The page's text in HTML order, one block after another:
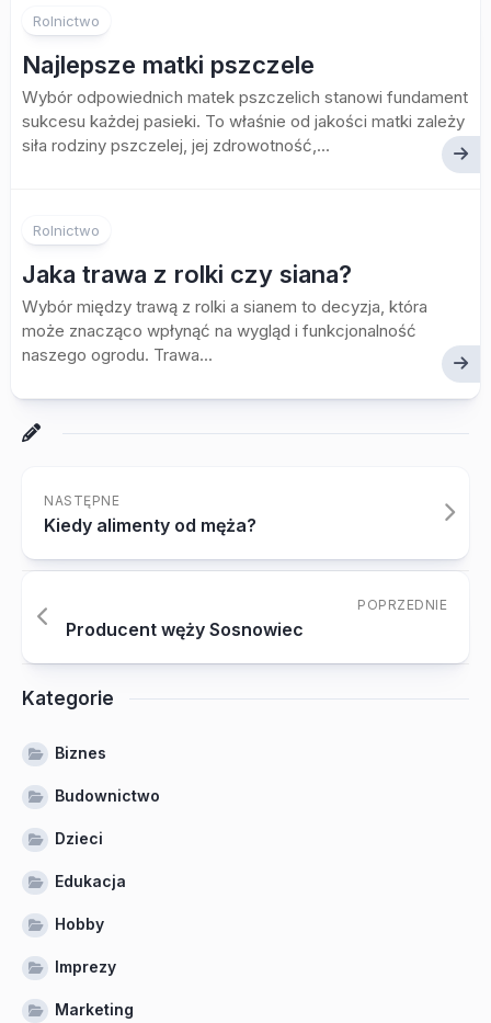
Rolnictwo
Najlepsze matki pszczele
Wybór odpowiednich matek pszczelich stanowi fundament
sukcesu każdej pasieki. To właśnie od jakości matki zależy
siła rodziny pszczelej, jej zdrowotność,...
Rolnictwo
Jaka trawa z rolki czy siana?
Wybór między trawą z rolki a sianem to decyzja, która
może znacząco wpłynąć na wygląd i funkcjonalność
naszego ogrodu. Trawa...
NASTĘPNE
Kiedy alimenty od męża?
POPRZEDNIE
Producent węży Sosnowiec
Kategorie
Biznes
Budownictwo
Dzieci
Edukacja
Hobby
Imprezy
Marketing